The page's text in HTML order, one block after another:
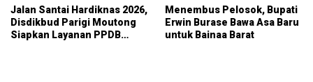
Jalan Santai Hardiknas 2026,
Disdikbud Parigi Moutong
Siapkan Layanan PPDB
Menembus Pelosok, Bupati
Erwin Burase Bawa Asa Baru
untuk Bainaa Barat